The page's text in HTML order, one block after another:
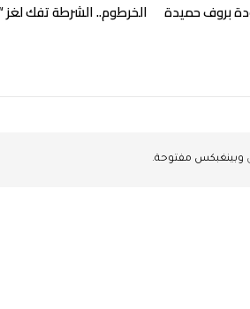
بروف حميدة الخرطوم.. الشرطة تفك
وبينغبكس مفتوحة.